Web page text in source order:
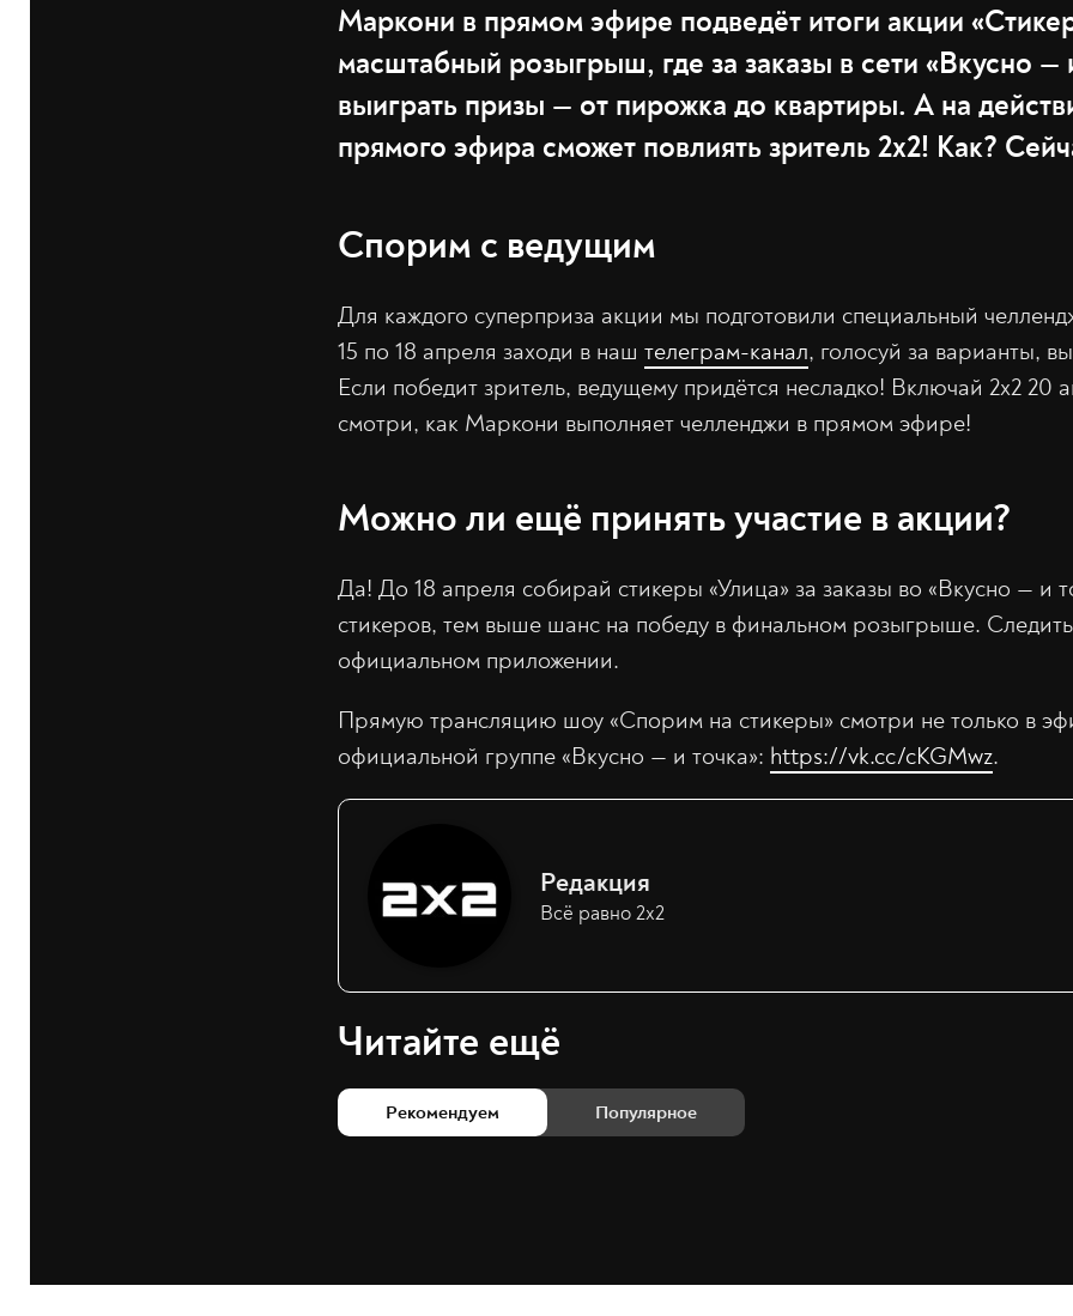
Маркони в прямом эфире подведёт итоги акции
масштабный розыгрыш, где за заказы в сети «Вкусно —
выиграть призы — от пирожка до квартиры. А на
прямого эфира сможет повлиять зритель 2х2! Как?
Спорим с ведущим
Для каждого суперприза акции мы подготовили специальный
15 по 18 апреля заходи в наш телеграм-канал, голосуй за варианты,
Если победит зритель, ведущему придётся несладко! Включай 2х2 20
смотри, как Маркони выполняет челленджи в прямом эфире!
Можно ли ещё принять участие в акции?
Да! До 18 апреля собирай стикеры «Улица» за заказы во «Вкусно — и
стикеров, тем выше шанс на победу в финальном розыгрыше.
официальном приложении.
Прямую трансляцию шоу «Спорим на стикеры» смотри не только в
официальной группе «Вкусно — и точка»: https://vk.cc/cKGMwz.
Редакция
Всё равно 2х2
Читайте ещё
Рекомендуем Популярное